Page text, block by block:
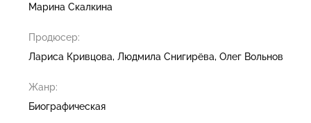
Марина Скалкина
Продюсер:
Лариса Кривцова Людмила Снигирёва Олег Вольнов
Жанр:
Биографическая